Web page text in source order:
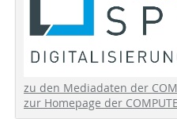
zu den Mediadaten der
zur Homepage der